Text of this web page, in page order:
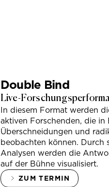
Double Bind
Live-
In diesem Format werden
aktiven Forschenden, die
Überschneidungen und
beobachten können. Durch
Analysen werden die
auf der Bühne visualisiert.
ZUM TERMIN